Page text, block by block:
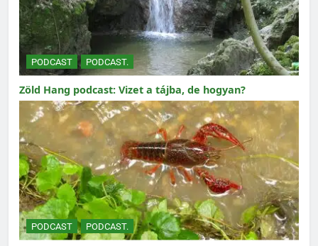
PODCAST PODCAST.
Zöld Hang podcast: Vizet a tájba, de hogyan?
PODCAST PODCAST.